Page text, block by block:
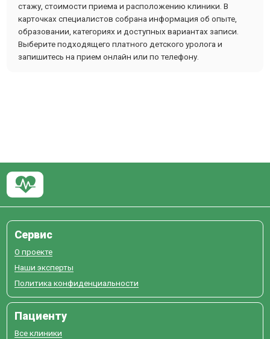
стажу, стоимости приема и расположению клиники. В
карточках специалистов собрана информация об опыте,
образовании, категориях и доступных вариантах записи.
Выберите подходящего платного детского уролога и
запишитесь на прием онлайн или по телефону.
Сервис
О проекте
Наши эксперты
Политика конфиденциальности
Пациенту
Все клиники